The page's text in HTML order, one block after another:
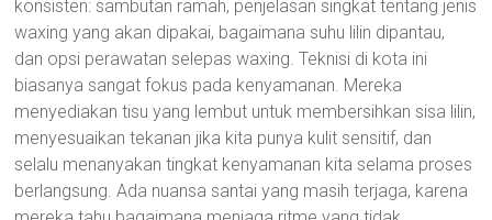
konsisten: sambutan ramah, penjelasan singkat tentang jenis
waxing yang akan dipakai, bagaimana suhu lilin dipantau,
dan opsi perawatan selepas waxing. Teknisi di kota ini
biasanya sangat fokus pada kenyamanan. Mereka
menyediakan tisu yang lembut untuk membersihkan sisa lilin,
menyesuaikan tekanan jika kita punya kulit sensitif, dan
selalu menanyakan tingkat kenyamanan kita selama proses
berlangsung. Ada nuansa santai yang masih terjaga, karena